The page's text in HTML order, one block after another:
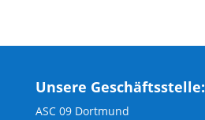
Unsere Geschäftsstelle:
ASC 09 Dortmund